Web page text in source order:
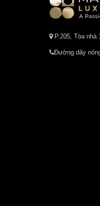
P.205, Tòa nhà
Đường dây